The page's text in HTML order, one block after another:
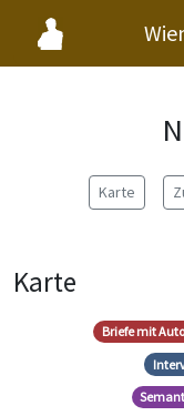
Karte
Karte
Briefe mit